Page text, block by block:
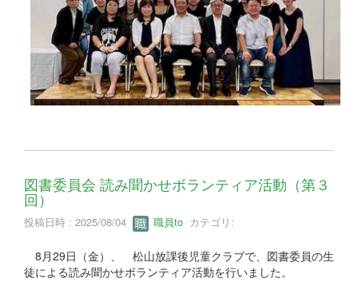
図書委員会 読み聞かせボランティア活動（第３
回）
投稿日時 : 2025/08/04 職員to カテゴリ:
8月29日（金）、 松山放課後児童クラブで、図書委員の生
徒による読み聞かせボランティア活動を行いました。